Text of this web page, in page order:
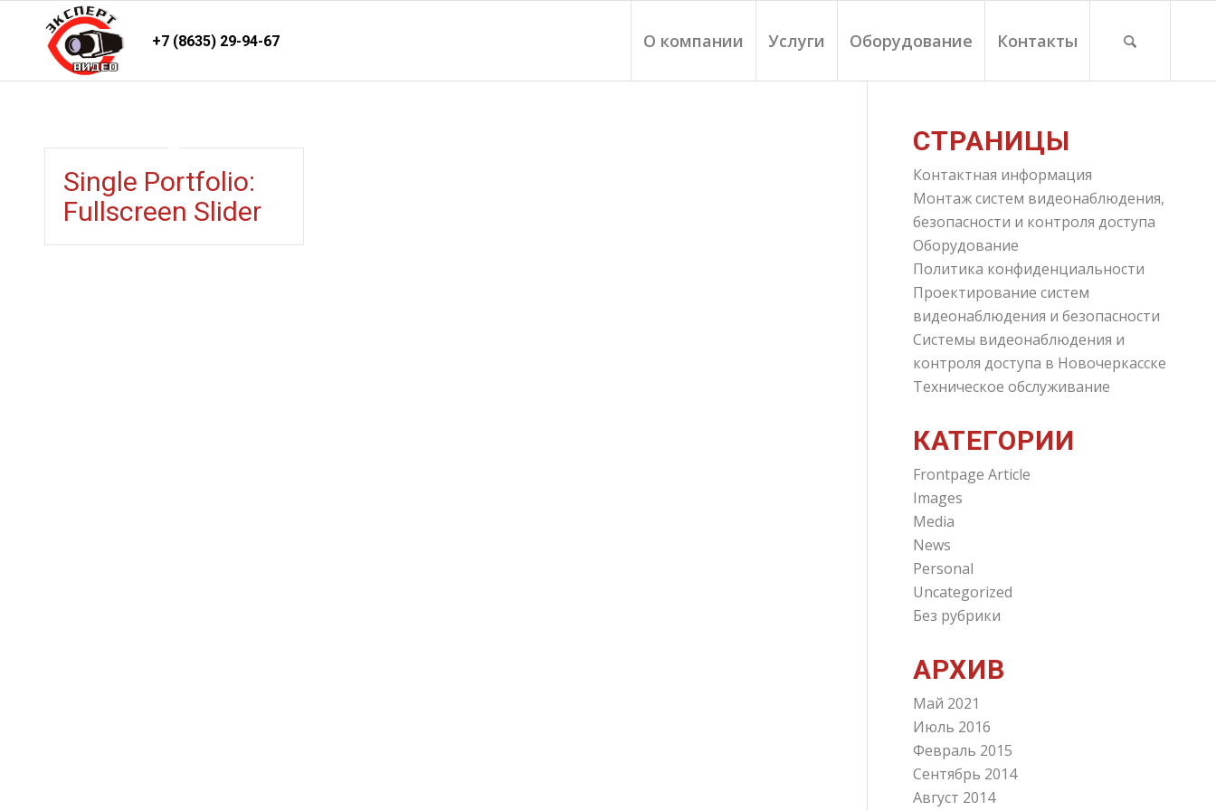
+7 (8635) 29-94-67 О компании Услуги Оборудование Контакты
Single Portfolio:
Fullscreen Slider
СТРАНИЦЫ
Контактная информация
Монтаж систем видеонаблюдения,
безопасности и контроля доступа
Оборудование
Политика конфиденциальности
Проектирование систем
видеонаблюдения и безопасности
Системы видеонаблюдения и
контроля доступа в Новочеркасске
Техническое обслуживание
КАТЕГОРИИ
Frontpage Article
Images
Media
News
Personal
Uncategorized
Без рубрики
АРХИВ
Май 2021
Июль 2016
Февраль 2015
Сентябрь 2014
Август 2014